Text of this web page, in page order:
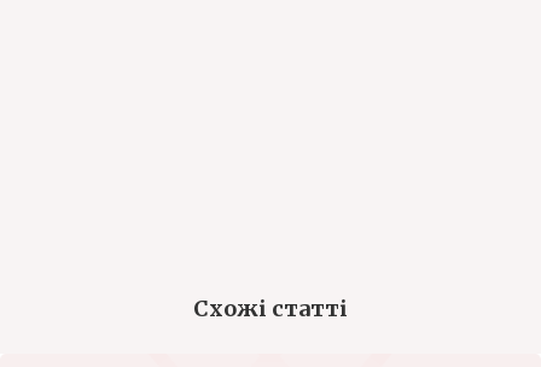
Схожі статті